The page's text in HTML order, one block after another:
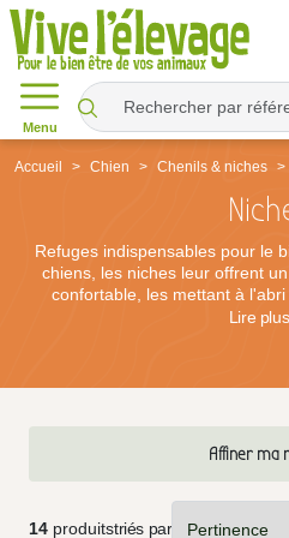
Menu
Accueil Chien Chenils & niches
Refuges indispensables pour le
chiens, les niches leur offrent
confortable, les mettant à
climatiques et leur aménageant
cadre de vie agréable et
Lire plus
Affiner ma
14 produitstriés par